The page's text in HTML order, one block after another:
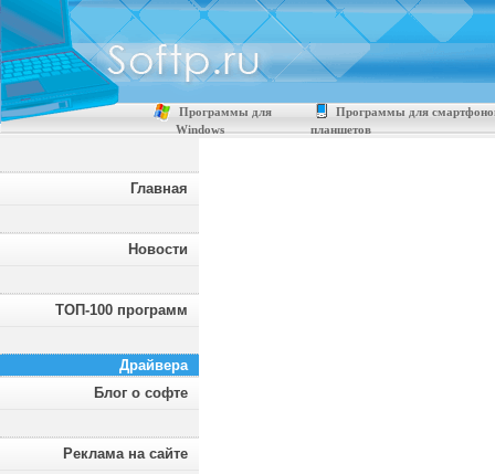
Программы для
Windows
Программы для
планшетов
Главная
Новости
ТОП-100 программ
Драйвера
Блог о софте
Реклама на сайте